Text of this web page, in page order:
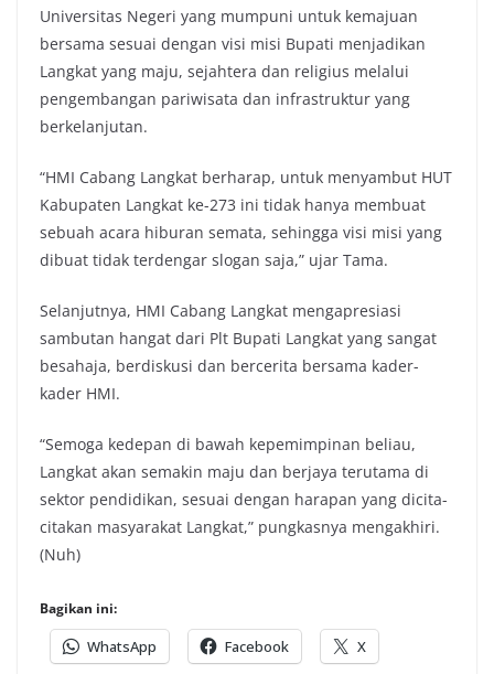
Universitas Negeri yang mumpuni untuk kemajuan
bersama sesuai dengan visi misi Bupati menjadikan
Langkat yang maju, sejahtera dan religius melalui
pengembangan pariwisata dan infrastruktur yang
berkelanjutan.
“HMI Cabang Langkat berharap, untuk menyambut HUT
Kabupaten Langkat ke-273 ini tidak hanya membuat
sebuah acara hiburan semata, sehingga visi misi yang
dibuat tidak terdengar slogan saja,” ujar Tama.
Selanjutnya, HMI Cabang Langkat mengapresiasi
sambutan hangat dari Plt Bupati Langkat yang sangat
besahaja, berdiskusi dan bercerita bersama kader-
kader HMI.
“Semoga kedepan di bawah kepemimpinan beliau,
Langkat akan semakin maju dan berjaya terutama di
sektor pendidikan, sesuai dengan harapan yang dicita-
citakan masyarakat Langkat,” pungkasnya mengakhiri.
(Nuh)
Bagikan ini:
WhatsApp Facebook X